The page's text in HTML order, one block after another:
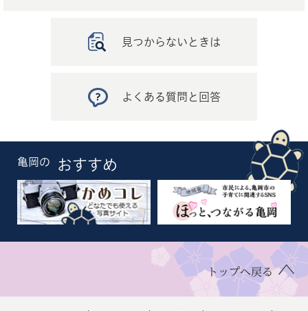
見つからないときは
よくある質問と回答
亀岡の おすすめ
トップへ戻る